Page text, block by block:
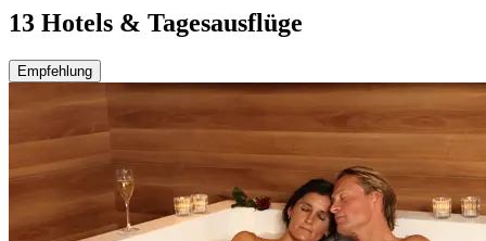
13 Hotels & Tagesausflüge
Empfehlung